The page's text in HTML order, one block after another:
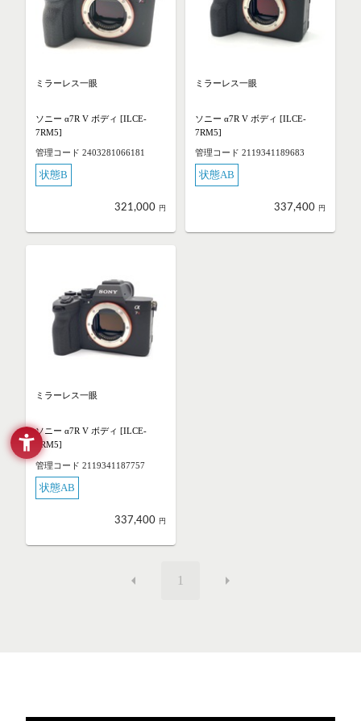
ミラーレス一眼
ソニー α7R V ボディ [ILCE-
7RM5]
管理コード 2403281066181
状態B
321,000 円
ミラーレス一眼
ソニー α7R V ボディ [ILCE-
7RM5]
管理コード 2119341189683
状態AB
337,400 円
ミラーレス一眼
ソニー α7R V ボディ [ILCE-
7RM5]
管理コード 2119341187757
状態AB
337,400 円
1